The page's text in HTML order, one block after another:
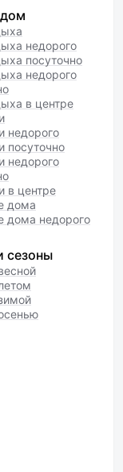
недорого
посуточно
недорого
в центре
недорого
посуточно
недорого
в центре
дома
дома недорого
сезоны